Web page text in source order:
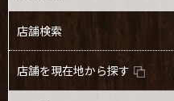
店舗検索
店舗を現在地から探す